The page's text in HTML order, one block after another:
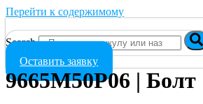
Перейти к содержимому
Search
Оставить заявку
9665M50P06 | Болт